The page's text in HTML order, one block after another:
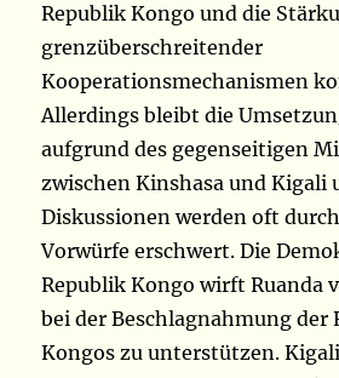
Republik Kongo und die
grenzüberschreitender
Kooperationsmechanismen
Allerdings bleibt die
aufgrund des gegenseitigen
zwischen Kinshasa und Kigali
Diskussionen werden oft
Vorwürfe erschwert. Die
Republik Kongo wirft Ruanda
bei der Beschlagnahmung der
Kongos zu unterstützen.